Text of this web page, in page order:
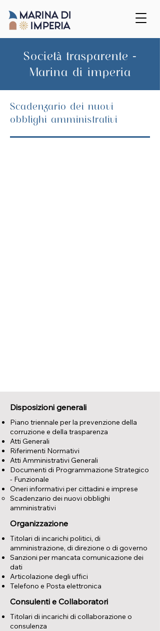
Società trasparente -
Marina di imperia
Scadenzario dei nuovi
obblighi amministrativi
Disposizioni generali
Piano triennale per la prevenzione della
corruzione e della trasparenza
Atti Generali
Riferimenti Normativi
Atti Amministrativi Generali
Documenti di Programmazione Strategico
- Funzionale
Oneri informativi per cittadini e imprese
Scadenzario dei nuovi obblighi
amministrativi
Organizzazione
Titolari di incarichi politici, di
amministrazione, di direzione o di governo
Sanzioni per mancata comunicazione dei
dati
Articolazione degli uffici
Telefono e Posta elettronica
Consulenti e Collaboratori
Titolari di incarichi di collaborazione o
consulenza